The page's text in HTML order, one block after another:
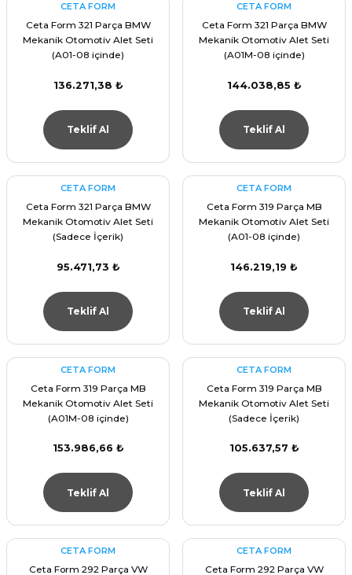
CETA FORM
Ceta Form 321 Parça BMW
Mekanik Otomotiv Alet Seti
(A01-08 içinde)
136.271,38 ₺
Teklif Al
CETA FORM
Ceta Form 321 Parça BMW
Mekanik Otomotiv Alet Seti
(A01M-08 içinde)
144.038,85 ₺
Teklif Al
CETA FORM
Ceta Form 321 Parça BMW
Mekanik Otomotiv Alet Seti
(Sadece İçerik)
95.471,73 ₺
Teklif Al
CETA FORM
Ceta Form 319 Parça MB
Mekanik Otomotiv Alet Seti
(A01-08 içinde)
146.219,19 ₺
Teklif Al
CETA FORM
Ceta Form 319 Parça MB
Mekanik Otomotiv Alet Seti
(A01M-08 içinde)
153.986,66 ₺
Teklif Al
CETA FORM
Ceta Form 319 Parça MB
Mekanik Otomotiv Alet Seti
(Sadece İçerik)
105.637,57 ₺
Teklif Al
CETA FORM
Ceta Form 292 Parça VW
CETA FORM
Ceta Form 292 Parça VW